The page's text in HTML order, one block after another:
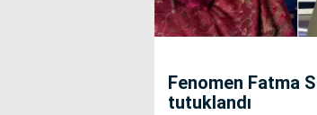
Fenomen Fatma
tutuklandı